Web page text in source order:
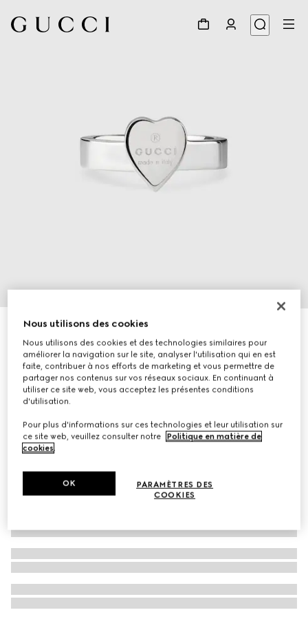
Bague siglée avec pendentif cœur
€ 290
Nous utilisons des cookies
Nous utilisons des cookies et des technologies similaires pour
améliorer la navigation sur le site, analyser l'utilisation qui en est
faite, contribuer à nos efforts de marketing et vous permettre de
partager nos contenus sur vos réseaux sociaux. En continuant à
utiliser ce site web, vous acceptez les présentes conditions
d'utilisation.
Pour plus d'informations sur ces technologies et leur utilisation sur
ce site web, veuillez consulter notre
Politique en matière de
cookies.
PARAMÈTRES DES
COOKIES
OK